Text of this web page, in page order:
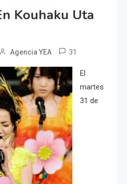
Kouhaku Uta
Agencia YEA 31
El
martes
31 de